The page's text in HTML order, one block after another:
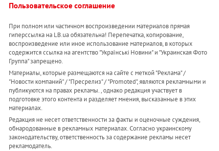
Пользовательское соглашение
При полном или частичном воспроизведении материалов прямая
гиперссылка на LB.ua обязательна! Перепечатка, копирование,
воспроизведение или иное использование материалов, в которых
содержится ссылка на агентство "Українськi Новини" и "Украинская Фото
Группа" запрещено.
Материалы, которые размещаются на сайте с меткой "Реклама" /
"Новости компаний" / "Пресрелиз" / "Promoted", являются рекламными и
публикуются на правах рекламы. , однако редакция участвует в
подготовке этого контента и разделяет мнения, высказанные в этих
материалах.
Редакция не несет ответственности за факты и оценочные суждения,
обнародованные в рекламных материалах. Согласно украинскому
законодательству, ответственность за содержание рекламы несет
рекламодатель.